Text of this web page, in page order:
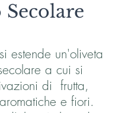
estende un'oliveta
a cui si
di frutta,
e fiori.